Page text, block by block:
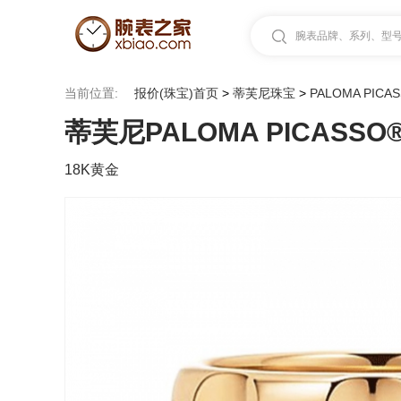
腕表品牌、系列、型
当前位置: 报价(珠宝)首页 > 蒂芙尼珠宝 > PALOMA
蒂芙尼PALOMA
18K黄金